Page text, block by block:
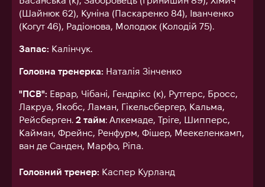
(Шайнюк 62), Куніна (Паскаренко 84), Іванченко
(Когут 46), Радіонова, Молодюк (Колодій 75).
Запас: Калінчук.
Головна тренерка: Наталія Зінченко
"ПСВ": Еврар, Чібані, Гендрікс (к), Рутгерс, Бросс,
Лакруа, Якобс, Ламан, Гікельсбергер, Кальма,
Рейсберген. 2 тайм: Алкемаде, Тріге, Шипперс,
Кайман, Фрейнс, Ренфурм, Фішер, Меекеленкамп,
ван де Санден, Марфо, Ріпа.
Головний тренер: Каспер Курланд